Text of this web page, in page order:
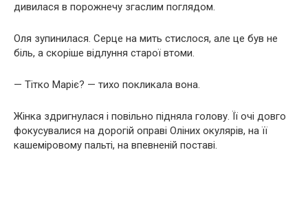
дивилася в порожнечу згаслим поглядом.
Оля зупинилася. Серце на мить стислося, але це був не
біль, а скоріше відлуння старої втоми.
— Тітко Маріє? — тихо покликала вона.
Жінка здригнулася і повільно підняла голову. Її очі довго
фокусувалися на дорогій оправі Оліних окулярів, на її
кашеміровому пальті, на впевненій поставі.